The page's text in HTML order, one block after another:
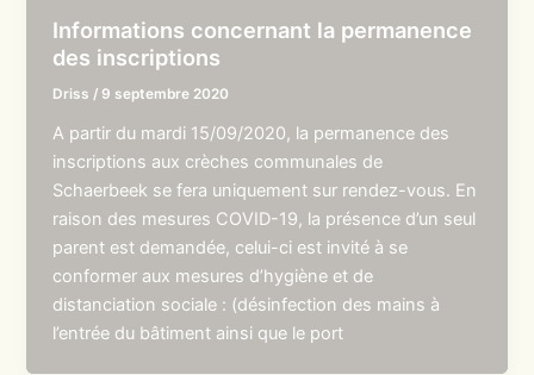
Informations concernant la permanence
des inscriptions
Driss / 9 septembre 2020
A partir du mardi 15/09/2020, la permanence des
inscriptions aux crèches communales de
Schaerbeek se fera uniquement sur rendez-vous. En
raison des mesures COVID-19, la présence d’un seul
parent est demandée, celui-ci est invité à se
conformer aux mesures d’hygiène et de
distanciation sociale : (désinfection des mains à
l’entrée du bâtiment ainsi que le port